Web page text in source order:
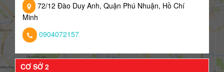
72/12 Đào Duy Anh, Quận Phú Nhuận, Hồ Chí
Minh
0904072157
CƠ SỞ 2